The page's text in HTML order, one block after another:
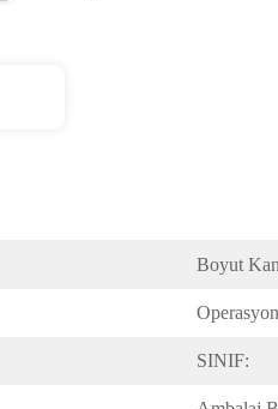
Boyut
SINIF: